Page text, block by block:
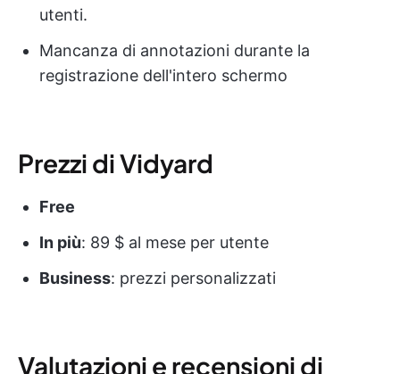
utenti.
Mancanza di annotazioni durante la
registrazione dell'intero schermo
Prezzi di Vidyard
Free
In più: 89 $ al mese per utente
Business: prezzi personalizzati
Valutazioni e recensioni di